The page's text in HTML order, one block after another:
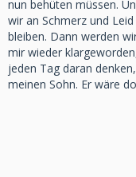
nun behüten müssen.
wir an Schmerz und
bleiben. Dann werden
mir wieder
jeden Tag daran
meinen Sohn. Er wäre